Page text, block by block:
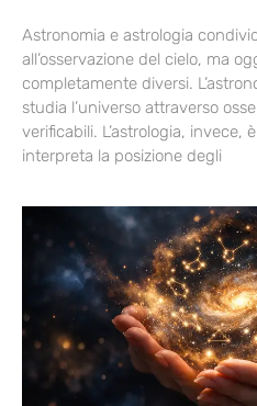
Astronomia e astrologia
all’osservazione del cielo, ma
completamente diversi.
studia l’universo attraverso
verificabili. L’astrologia, invece,
interpreta la posizione degli